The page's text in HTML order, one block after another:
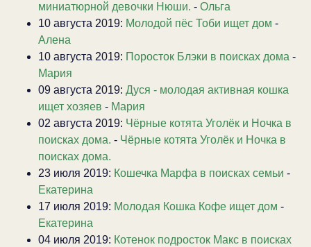
миниатюрной девочки Нюши. - Ольга
10 августа 2019: Молодой пёс Тоби ищет дом -
Алена
10 августа 2019: Поросток Блэки в поисках дома -
Мария
09 августа 2019: Дуся - молодая активная кошка
ищет хозяев - Мария
02 августа 2019: Чёрные котята Уголёк и Ночка в
поисках дома. - Чёрные котята Уголёк и Ночка в
поисках дома.
23 июля 2019: Кошечка Марфа в поисках семьи -
Екатерина
17 июля 2019: Молодая Кошка Кофе ищет дом -
Екатерина
04 июля 2019: Котенок подросток Макс в поисках